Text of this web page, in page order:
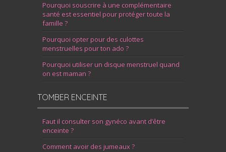
Pourquoi souscrire à une complémentaire
santé est essentiel pour protéger toute la
famille ?
Pourquoi opter pour des culottes
menstruelles pour ton ado ?
Pourquoi utiliser un disque menstruel quand
on est maman ?
TOMBER ENCEINTE
Faut il consulter son gynéco avant d’être
enceinte ?
Comment avoir des jumeaux ?